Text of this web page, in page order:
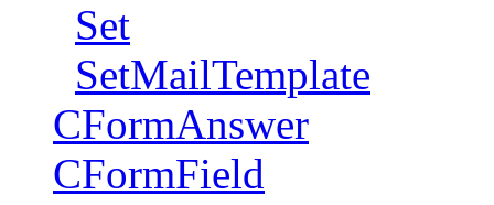
Set
SetMailTemplate
CFormAnswer
CFormField